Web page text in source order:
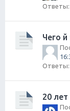
Ответы:
Чего й
Ответы:
20 лет